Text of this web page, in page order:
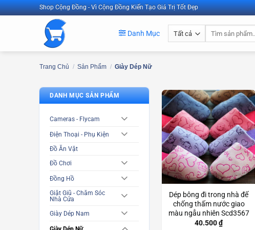
Bỏ
qua
Shop Cộng Đồng - Vì Cộng Đồng Kiến Tạo Giá Trị Tốt Đẹp
Danh Mục
Trang Chủ / Sản Phẩm / Giày Dép Nữ
DANH MỤC SẢN PHẨM
Cameras - Flycam
Điện Thoại - Phụ Kiện
Đồ Ăn Vặt
Đồ Chơi
Đồng Hồ
Giặt Giũ - Chăm Sóc
Nhà Cửa
Giày Dép Nam
Dép bông đi trong nhà đế
chống thấm nước giao
màu ngẫu nhiên Scd3567
40.500₫